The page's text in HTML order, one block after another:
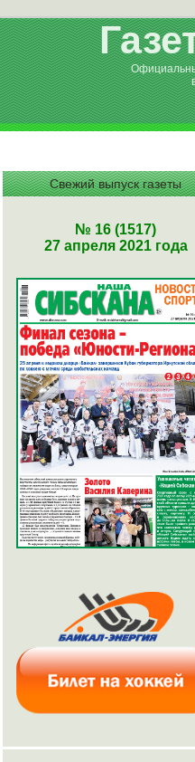
Свежий выпуск газеты
№ 16 (1517)
27 апреля 2021 года